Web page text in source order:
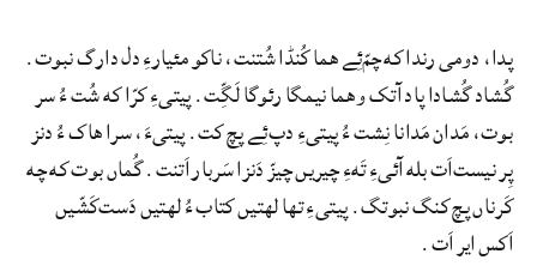
پدا، دومی رندا که چمّ‌ئِے هما کُنڈا شُتنت، ناکو مئیارءِ دل دارگ نبوت.
گُشاد گُشادا پاد آتک و هما نیمگا رئوگا لَگِّت. پیتیءِ کرّا که شُت ءُ سر
بوت، مَدان مَدانا نِشت ءُ پیتیءِ دپ‌ئِے پچ کت. پیتیءَ، سرا هاک ءُ دنز
پِر نیست‌اَت بله آئیءِ تَهءِ چیریں چیزّ دَنزا سَربار اَتنت. گُماں بوت که چه
کَرناں پچ کنگ نبوتگ. پیتیءِ تها لهتیں کتاب ءُ لهتیں دَست‌کَشّیں
اَکس ایر اَت.